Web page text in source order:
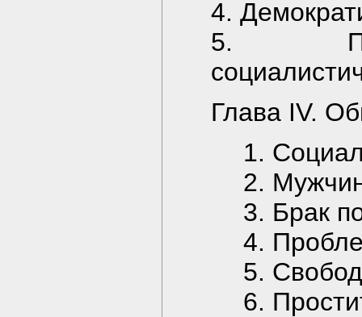
4.
5.
Глава IV.
1.
2.
3. Брак
4.
5.
6.